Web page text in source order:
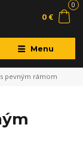
Menu
0
0 €
pevným rámom